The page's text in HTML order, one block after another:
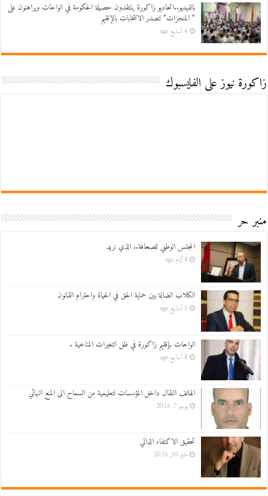
بالفيديو..اتحاديو زاكورة ينتقدون حصيلة الحكومة في الواحات ويراهنون على
” المنجزات” لتصدر الانتخابات بالإقليم
4 أسابيع ago
زاكورة نيوز على الفايسبوك
منبر حر
المجلس الوطني للصحافة.. الذي نريد
4 أيام ago
الكلاب الضالة بين حماية الحق في الحياة واحترام القانون
3 أسابيع ago
الواحات بإقليم زاكورة في ظل التغيرات المناخية .
4 أسابيع ago
الهاتف النقال داخل المؤسسات لتعليمية من السماح الى المنع النهائي
يونيو 7, 2026
تحقيق الاكتفاء الذاتي
مايو 30, 2026